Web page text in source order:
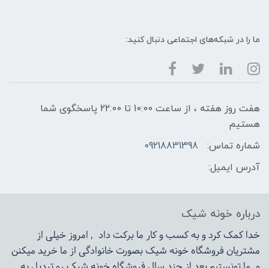
ما را در شبکه‌های اجتماعی دنبال کنید:
هفت روز هفته ، از ساعت 10:00 تا 22:00 پاسخگوی شما
هستیم
شماره تماس:
09218831398
آدرس ایمیل:
درباره خونه شیک
خدا کمک کرد و به کسب و کار ما برکت داد , امروز خیلی از
مشتریان فروشگاه خونه شیک بصورت خانوادگی از ما خرید میکنن